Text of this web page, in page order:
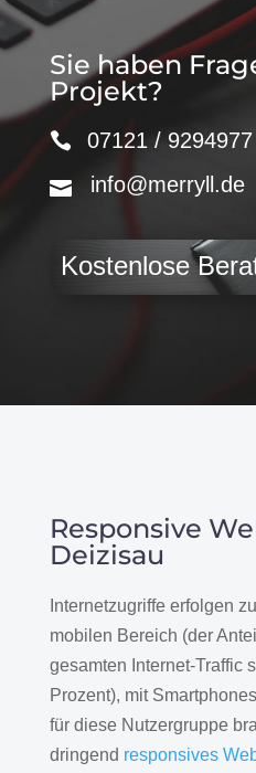
Sie haben
Projekt?
07121 / 9294977
info@merryll.de
Kostenlose
Responsive
Deizisau
Internetzugriffe erfolgen
mobilen Bereich (der
gesamten Internet-Traffic
Prozent), mit
für diese Nutzergruppe
dringend responsives